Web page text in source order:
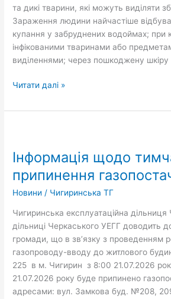
та дикі тварини, які можуть виділяти
Зараження людини найчастіше
купання у забруднених водоймах; при
інфікованими тваринами або
виділеннями; через пошкоджену шкіру
Читати далі »
Інформація щодо
припинення
Новини / Чигиринська ТГ
Чигиринська експлуатаційна дільниця
дільниці Черкаського УЕГГ доводить
громади, що в зв’язку з проведенням
газопроводу-вводу до житлового
225 в м. Чигирин з 8:00 21.07.2026
21.07.2026 року буде припинено
адресами: вул. Замкова буд. №208,
тимчасового
припинення
газопостачання